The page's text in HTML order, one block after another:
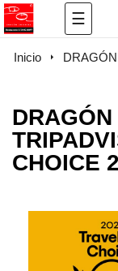
de
☰
Inicio
CHOICE